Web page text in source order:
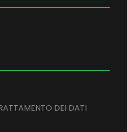
DEI DATI